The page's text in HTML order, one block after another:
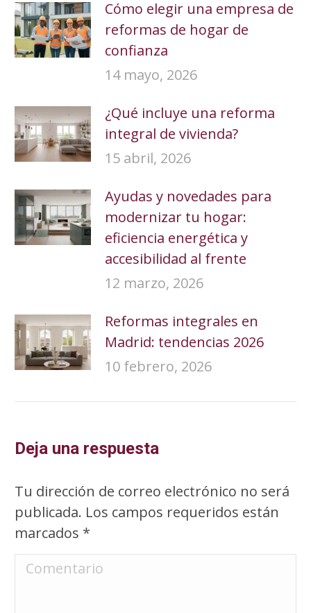
Cómo elegir una empresa de
reformas de hogar de
confianza
14 mayo, 2026
¿Qué incluye una reforma
integral de vivienda?
15 abril, 2026
Ayudas y novedades para
modernizar tu hogar:
eficiencia energética y
accesibilidad al frente
12 marzo, 2026
Reformas integrales en
Madrid: tendencias 2026
10 febrero, 2026
Deja una respuesta
Tu dirección de correo electrónico no será
publicada. Los campos requeridos están
marcados *
Comentario